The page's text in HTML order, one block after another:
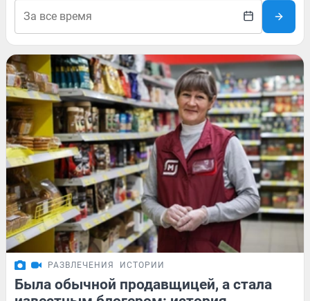
РАЗВЛЕЧЕНИЯ ИСТОРИИ
Была обычной продавщицей, а стала